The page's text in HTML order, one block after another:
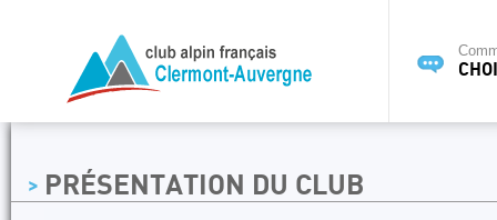
PRÉSENTATION DU CLUB